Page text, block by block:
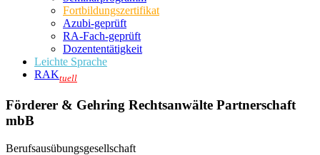
Fortbildungszertifikat
Azubi-geprüft
RA-Fach-geprüft
Dozententätigkeit
Leichte Sprache
RAKtuell
Förderer & Gehring Rechtsanwälte Partnerschaft
mbB
Berufsausübungsgesellschaft